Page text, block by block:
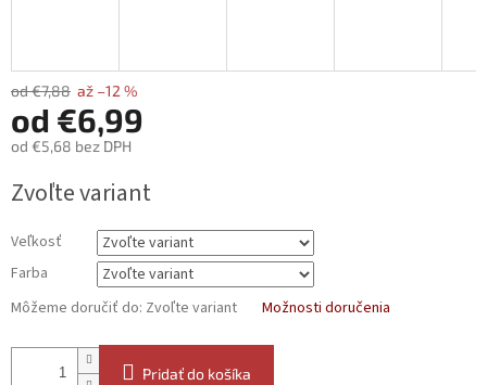
od €7,88 až –12 %
od €6,99
od €5,68 bez DPH
cena:
Zvoľte variant
Veľkosť
Farba
Môžeme doručiť do: Zvoľte variant Možnosti doručenia
Pridať do košíka